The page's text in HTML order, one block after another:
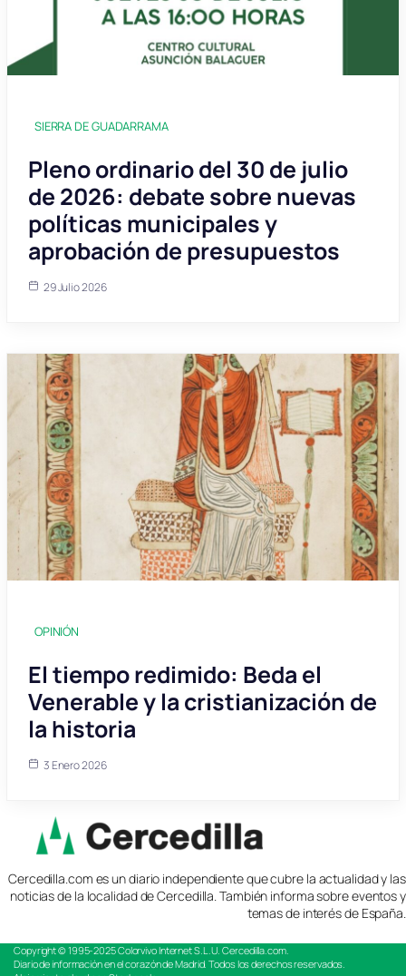
SIERRA DE GUADARRAMA
Pleno ordinario del 30 de julio
de 2026: debate sobre nuevas
políticas municipales y
aprobación de presupuestos
29 Julio 2026
OPINIÓN
El tiempo redimido: Beda el
Venerable y la cristianización de
la historia
3 Enero 2026
Cercedilla.com es un diario independiente que cubre la actualidad y las
noticias de la localidad de Cercedilla. También informa sobre eventos y
temas de interés de España.
Copyright © 1995-2025Colorvivo Internet S.L.U. Cercedilla.com.
Diario de información en el corazón de Madrid. Todos los derechos reservados.